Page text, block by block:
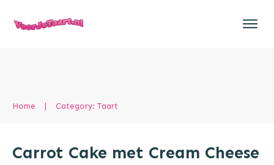
Home Category: Taart
Carrot Cake met Cream Cheese